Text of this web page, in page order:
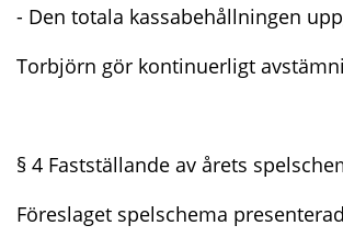
- Den totala kassabehållningen
Torbjörn gör kontinuerligt
§ 4 Fastställande av årets
Föreslaget spelschema